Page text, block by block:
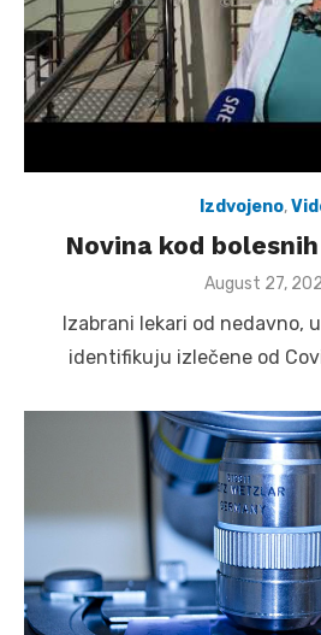
Izdvojeno,
Novina kod
Posted
August 27,
Izabrani lekari od nedavno,
identifikuju izlečene od